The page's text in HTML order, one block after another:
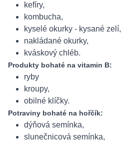
kefíry,
kombucha,
kyselé okurky - kysané zelí,
nakládané okurky,
kváskový chléb.
Produkty bohaté na vitamin B:
ryby
kroupy,
obilné klíčky.
Potraviny bohaté na hořčík:
dýňová semínka,
slunečnicová semínka,